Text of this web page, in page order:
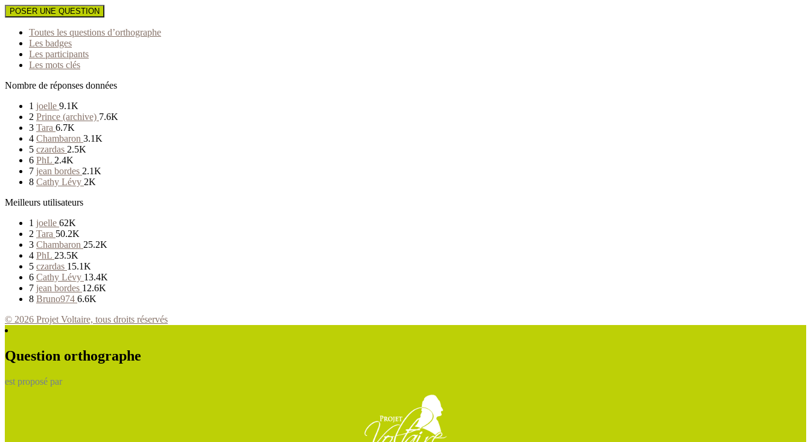
POSER UNE QUESTION
Toutes les questions d’orthographe
Les badges
Les participants
Les mots clés
Nombre de réponses données
1 joelle 9.1K
2 Prince (archive) 7.6K
3 Tara 6.7K
4 Chambaron 3.1K
5 czardas 2.5K
6 PhL 2.4K
7 jean bordes 2.1K
8 Cathy Lévy 2K
Meilleurs utilisateurs
1 joelle 62K
2 Tara 50.2K
3 Chambaron 25.2K
4 PhL 23.5K
5 czardas 15.1K
6 Cathy Lévy 13.4K
7 jean bordes 12.6K
8 Bruno974 6.6K
© 2026 Projet Voltaire, tous droits réservés
Question orthographe
est proposé par